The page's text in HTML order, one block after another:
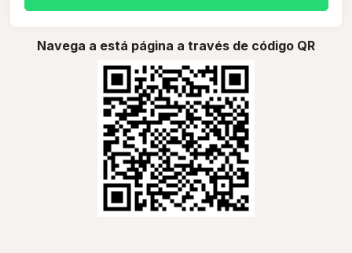
Navega a está página a través de código QR